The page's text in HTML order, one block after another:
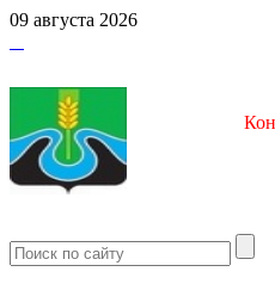
09 августа 2026